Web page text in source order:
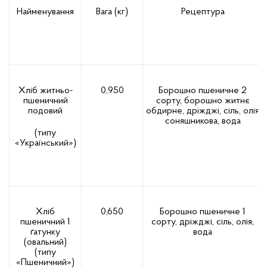
Найменування Вага (кг) Рецептура
Хліб житньо-
пшеничний
подовий
(типу
«Український»)
0,950
Борошно пшеничне 2
сорту, борошно житнє
обдирне, дріжджі, сіль, олія
соняшникова, вода
Хліб
пшеничний 1
ґатунку
(овальний)
(типу
«Пшеничний»)
0,650
Борошно пшеничне 1
сорту, дріжджі, сіль, олія,
вода